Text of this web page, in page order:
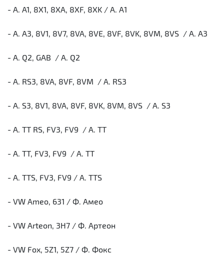
- A. A1, 8X1, 8XA, 8XF, 8XK / А. А1
- A. A3, 8V1, 8V7, 8VA, 8VE, 8VF, 8VK, 8VM, 8VS / А. А3
- A. Q2, GAB / А. Q2
- A. RS3, 8VA, 8VF, 8VM / А. RS3
- A. S3, 8V1, 8VA, 8VF, 8VK, 8VM, 8VS / А. S3
- A. TT RS, FV3, FV9 / А. ТТ
- A. TT, FV3, FV9 / А. ТТ
- A. TTS, FV3, FV9 / А. TTS
- VW Ameo, 631 / Ф. Амео
- VW Arteon, 3H7 / Ф. Артеон
- VW Fox, 5Z1, 5Z7 / Ф. Фокс